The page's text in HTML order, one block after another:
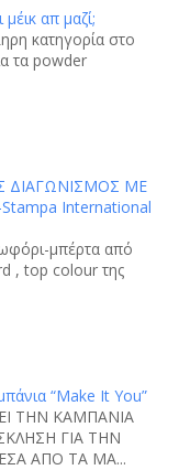
απ μαζί;
κατηγορία στο
τα powder
ΔΙΑΓΩΝΙΣΜΟΣ ΜΕ
International
μπέρτα από
, top colour της
“Make It You”
ΤΗΝ ΚΑΜΠΑΝΙΑ
ΓΙΑ ΤΗΝ
ΑΠΟ ΤΑ ΜΑ...